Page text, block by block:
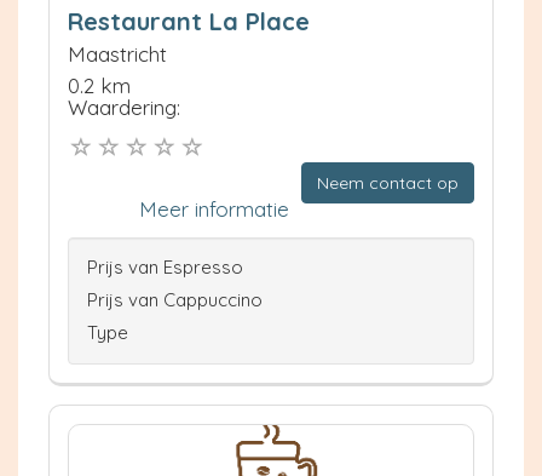
Restaurant La Place
Maastricht
0.2 km
Waardering:
Neem contact op
Meer informatie
Prijs van Espresso
Prijs van Cappuccino
Type